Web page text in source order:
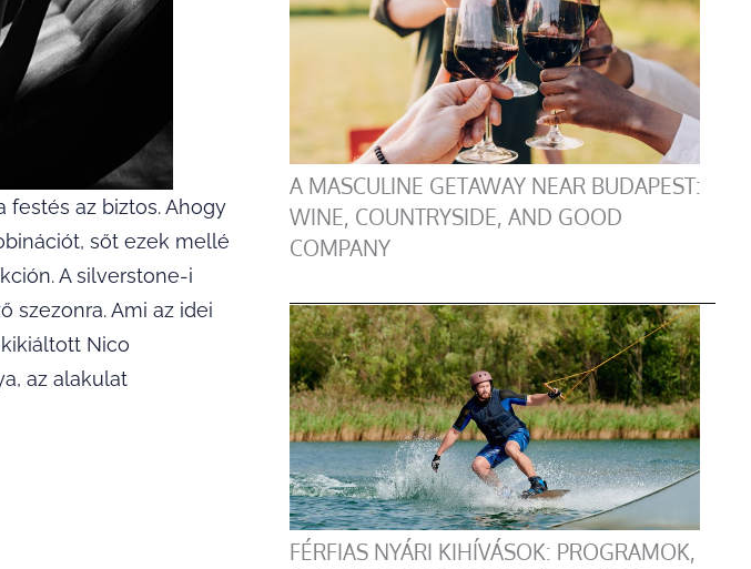
az biztos. Ahogy
sőt ezek mellé
A silverstone-i
szezonra. Ami az idei
Nico
az alakulat
A MASCULINE GETAWAY NEAR BUDAPEST:
WINE, COUNTRYSIDE, AND GOOD
COMPANY
FÉRFIAS NYÁRI KIHÍVÁSOK: PROGRAMOK,